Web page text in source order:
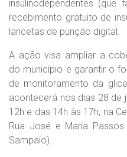
insulinodependentes
recebimento gratuito de
lancetas de punção digital.
A ação visa ampliar a
do município e garantir o
de monitoramento da
acontecerá nos dias 28 de
12h e das 14h às 17h, na
Rua José e Maria
Sampaio).